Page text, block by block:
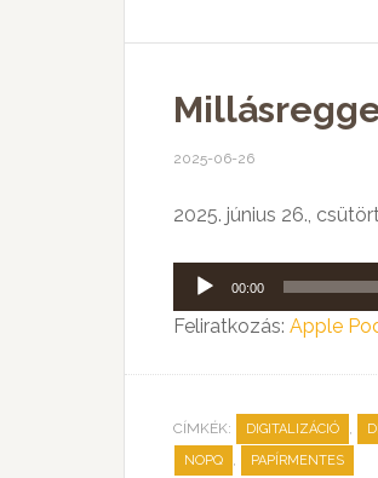
2025-06-26
2025. június 26.,
Audió
lejátszó
00:00
Feliratkozás: Apple
CÍMKÉK: DIGITALIZÁCIÓ ,
NOPQ , PAPÍRMENTES